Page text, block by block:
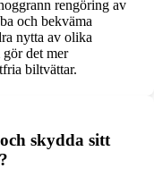
rengöring av
och bekväma
nytta av olika
det mer
biltvättar.
skydda sitt